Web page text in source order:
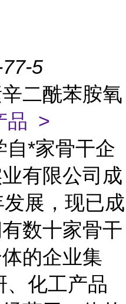
5
二酰苯胺氧
品 >
自*家骨干企
有限公司成
展，现已成
数十家骨干
的企业集
、化工产品